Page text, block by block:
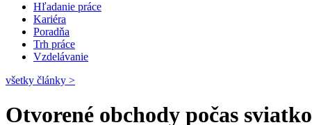
Hľadanie práce
Kariéra
Poradňa
Trh práce
Vzdelávanie
všetky články >
Otvorené obchody počas